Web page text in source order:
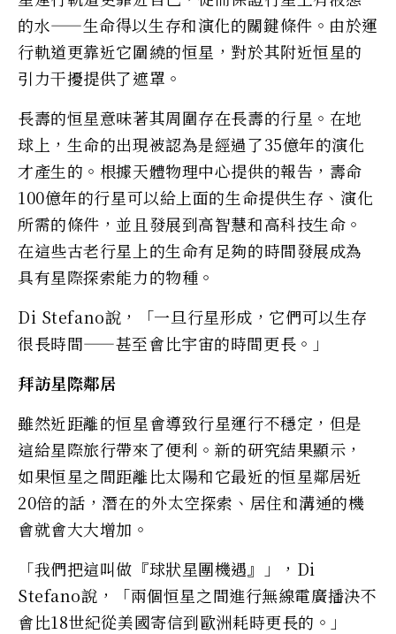
的水——生命得以生存和演化的關鍵條件。由於運
行軌道更靠近它圍繞的恒星，對於其附近恒星的
引力干擾提供了遮罩。
長壽的恒星意味著其周圍存在長壽的行星。在地
球上，生命的出現被認為是經過了35億年的演化
才產生的。根據天體物理中心提供的報告，壽命
100億年的行星可以給上面的生命提供生存、演化
所需的條件，並且發展到高智慧和高科技生命。
在這些古老行星上的生命有足夠的時間發展成為
具有星際探索能力的物種。
Di Stefano說，「一旦行星形成，它們可以生存
很長時間——甚至會比宇宙的時間更長。」
拜訪星際鄰居
雖然近距離的恒星會導致行星運行不穩定，但是
這給星際旅行帶來了便利。新的研究結果顯示，
如果恒星之間距離比太陽和它最近的恒星鄰居近
20倍的話，潛在的外太空探索、居住和溝通的機
會就會大大增加。
「我們把這叫做『球狀星團機遇』」，Di
Stefano說，「兩個恒星之間進行無線電廣播決不
會比18世紀從美國寄信到歐洲耗時更長的。」